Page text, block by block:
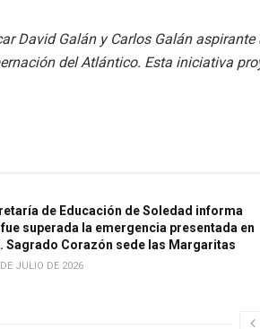
David Galán y Carlos Galán
del Atlántico. Esta iniciativa
de Educación de Soledad informa
superada la emergencia presentada en
Sagrado Corazón sede las Margaritas
JULIO DE 2026